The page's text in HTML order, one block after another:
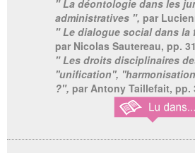
" La déontologie dans les
administratives ", par
" Le dialogue social dans
par Nicolas Sautereau, pp.
" Les droits disciplinaires
''unification'',
?", par Antony Taillefait, pp.